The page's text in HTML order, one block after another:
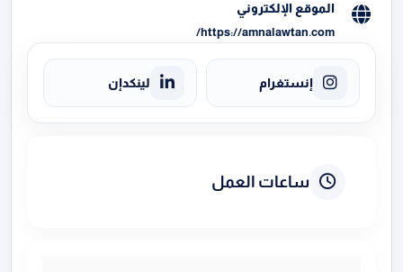
الموقع الإلكتروني
https://amnalawtan.com/
إنستغرام لينكدإن
ساعات العمل